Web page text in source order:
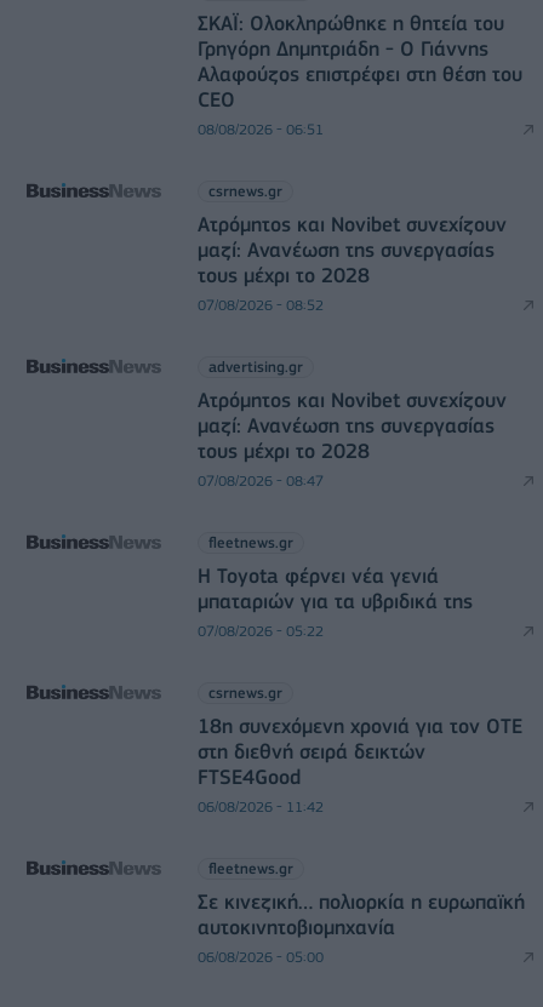
ΣΚΑΪ: Ολοκληρώθηκε η θητεία του
Γρηγόρη Δημητριάδη - Ο Γιάννης
Αλαφούζος επιστρέφει στη θέση του
CEO
08/08/2026 - 06:51
csrnews.gr
Ατρόμητος και Novibet συνεχίζουν
μαζί: Ανανέωση της συνεργασίας
τους μέχρι το 2028
07/08/2026 - 08:52
advertising.gr
Ατρόμητος και Novibet συνεχίζουν
μαζί: Ανανέωση της συνεργασίας
τους μέχρι το 2028
07/08/2026 - 08:47
fleetnews.gr
Η Toyota φέρνει νέα γενιά
μπαταριών για τα υβριδικά της
07/08/2026 - 05:22
csrnews.gr
18η συνεχόμενη χρονιά για τον ΟΤΕ
στη διεθνή σειρά δεικτών
FTSE4Good
06/08/2026 - 11:42
fleetnews.gr
Σε κινεζική… πολιορκία η ευρωπαϊκή
αυτοκινητοβιομηχανία
06/08/2026 - 05:00